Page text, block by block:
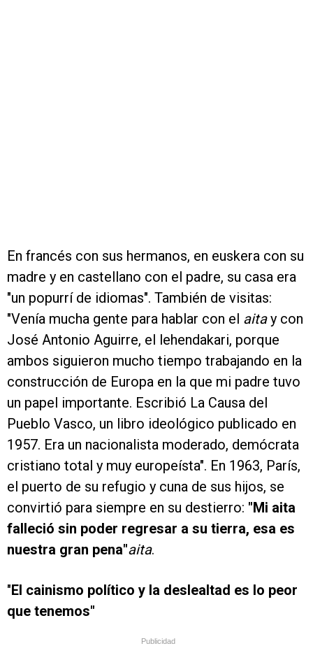
En francés con sus hermanos, en euskera con su
madre y en castellano con el padre, su casa era
"un popurrí de idiomas". También de visitas:
"Venía mucha gente para hablar con el aitay con
José Antonio Aguirre, el lehendakari, porque
ambos siguieron mucho tiempo trabajando en la
construcción de Europa en la que mi padre tuvo
un papel importante. Escribió La Causa del
Pueblo Vasco, un libro ideológico publicado en
1957. Era un nacionalista moderado, demócrata
cristiano total y muy europeísta". En 1963, París,
el puerto de su refugio y cuna de sus hijos, se
convirtió para siempre en su destierro: "Mi aita
falleció sin poder regresar a su tierra, esa es
nuestra gran pena"aita.
"El cainismo político y la deslealtad es lo peor
que tenemos"
Publicidad